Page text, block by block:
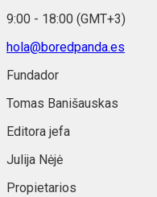
9:00 - 18:00 (GMT+3)
hola@boredpanda.es
Fundador
Tomas Banišauskas
Editora jefa
Julija Nėjė
Propietarios